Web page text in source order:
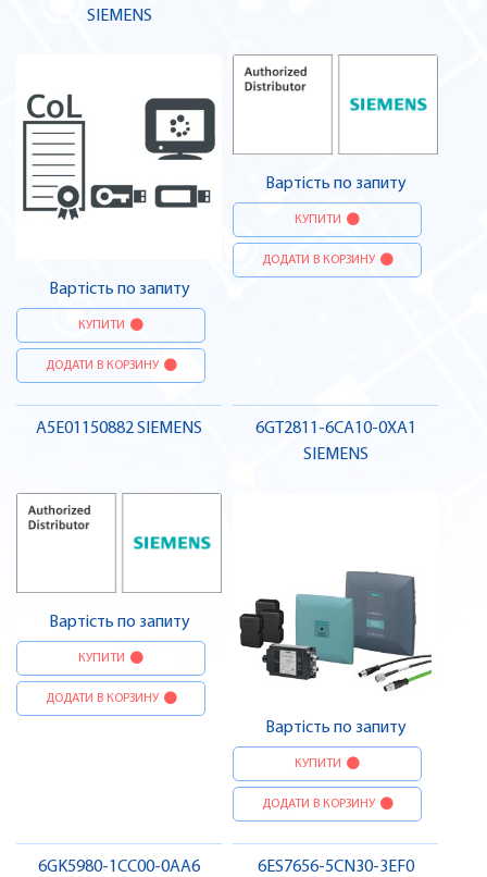
SIEMENS
Вартість по запиту
КУПИТИ
ДОДАТИ В КОРЗИНУ
Вартість по запиту
КУПИТИ
ДОДАТИ В КОРЗИНУ
A5E01150882 SIEMENS
Вартість по запиту
КУПИТИ
ДОДАТИ В КОРЗИНУ
6GT2811-6CA10-0XA1
SIEMENS
Вартість по запиту
КУПИТИ
ДОДАТИ В КОРЗИНУ
6GK5980-1CC00-0AA6
6ES7656-5CN30-3EF0